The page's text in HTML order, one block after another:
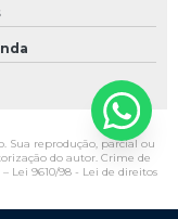
Sua reprodução, parcial ou
do autor. Crime de
– Lei 9610/98 - Lei de direitos